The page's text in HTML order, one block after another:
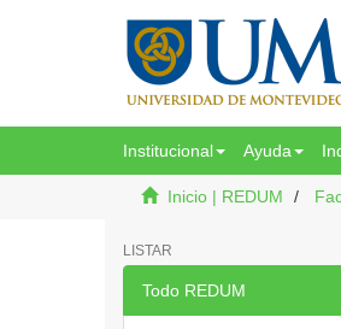
Institucional Ayuda
Inicio | REDUM
LISTAR
Todo REDUM